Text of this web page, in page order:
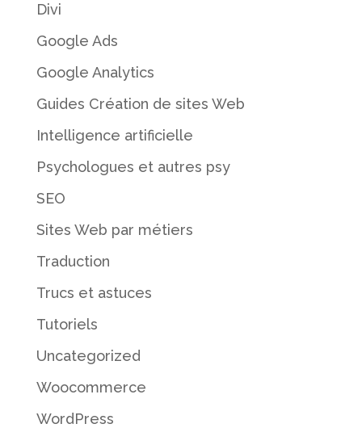
Divi
Google Ads
Google Analytics
Guides Création de sites Web
Intelligence artificielle
Psychologues et autres psy
SEO
Sites Web par métiers
Traduction
Trucs et astuces
Tutoriels
Uncategorized
Woocommerce
WordPress